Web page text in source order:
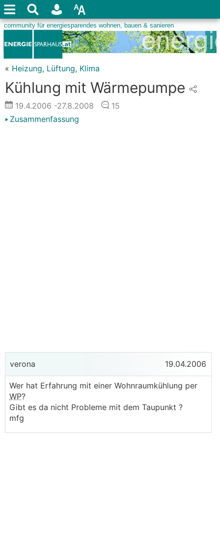
« Heizung, Lüftung, Klima
Kühlung mit Wärmepumpe
19.4.2006 -27.8.2008
15
Zusammenfassung
verona 19.04.2006
Wer hat Erfahrung mit einer Wohnraumkühlung per
WP?
Gibt es da nicht Probleme mit dem Taupunkt ?
mfg